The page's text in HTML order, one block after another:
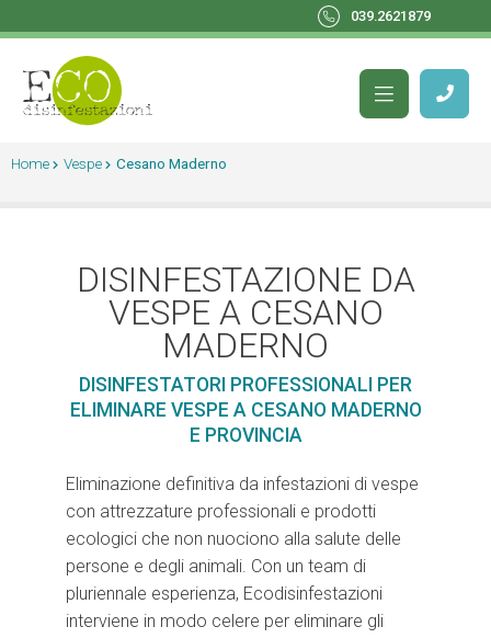
039.2621879
Home Vespe Cesano Maderno
DISINFESTAZIONE DA
VESPE A CESANO
MADERNO
DISINFESTATORI PROFESSIONALI PER
ELIMINARE VESPE A CESANO MADERNO
E PROVINCIA
Eliminazione definitiva da infestazioni di vespe
con attrezzature professionali e prodotti
ecologici che non nuociono alla salute delle
persone e degli animali. Con un team di
pluriennale esperienza, Ecodisinfestazioni
interviene in modo celere per eliminare gli